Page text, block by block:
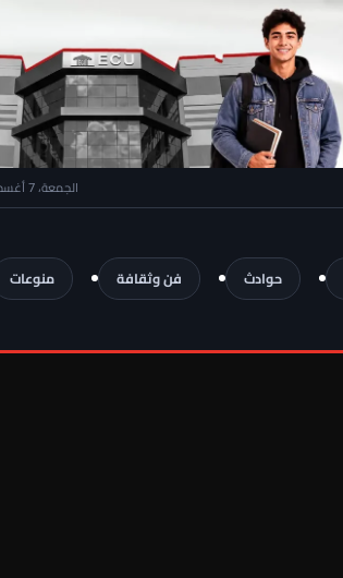
الجمعة، 7 أغسطس 2026
حوادث فن وثقافة منوعات